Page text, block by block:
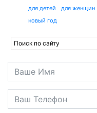
для детей
для женщин
новый год